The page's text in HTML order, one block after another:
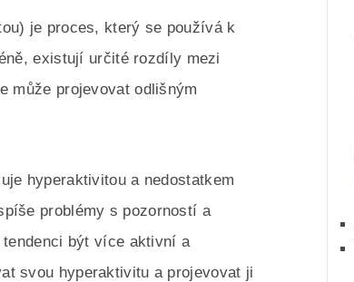
je proces, který se používá k
existují určité rozdíly mezi
může projevovat odlišným
hyperaktivitou a nedostatkem
problémy s pozorností a
být více aktivní a
svou hyperaktivitu a projevovat ji